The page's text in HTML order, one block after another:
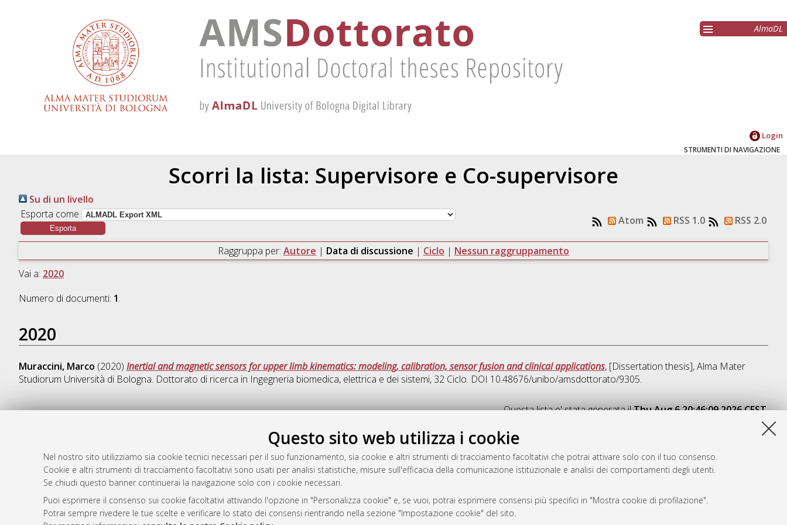
Questo sito web utilizza i cookie
Nel nostro sito utilizziamo sia cookie tecnici necessari per il suo funzionamento, sia cookie e altri strumenti di tracciamento facoltativi che potrai attivare solo con il tuo consenso.
Cookie e altri strumenti di tracciamento facoltativi sono usati per analisi statistiche, misure sull'efficacia della comunicazione istituzionale e analisi dei comportamenti degli utenti.
Se chiudi questo banner continuerai la navigazione solo con i cookie necessari.
Puoi esprimere il consenso sui cookie facoltativi attivando l'opzione in "Personalizza cookie" e, se vuoi, potrai esprimere consensi più specifici in "Mostra cookie di profilazione".
Potrai sempre rivedere le tue scelte e verificare lo stato dei consensi rientrando nella sezione "Impostazione cookie" del sito.
AlmaDL
Login
STRUMENTI DI NAVIGAZIONE
Scorri la lista: Supervisore e Co-supervisore
Su di un livello
Esporta come
Atom RSS 1.0 RSS 2.0
Raggruppa per: Autore | Data di discussione | Ciclo | Nessun raggruppamento
Vai a: 2020
Numero di documenti: 1.
2020
Muraccini, Marco (2020) Inertial and magnetic sensors for upper limb kinematics: modeling, calibration, sensor fusion and clinical applications, [Dissertation thesis], Alma Mater
Studiorum Università di Bologna. Dottorato di ricerca in Ingegneria biomedica, elettrica e dei sistemi, 32 Ciclo. DOI 10.48676/unibo/amsdottorato/9305.
Questa lista e' stata generata ilThu Aug 6 20:46:09 2026 CEST.
Rss 1.0
Rss 2.0
AMS Dottorato
ISSN: 2038-7946
Servizio implementato e gestito daAlmaDL
Impostazioni Cookie
Informativa sulla privacy
Condizioni d’uso del sito